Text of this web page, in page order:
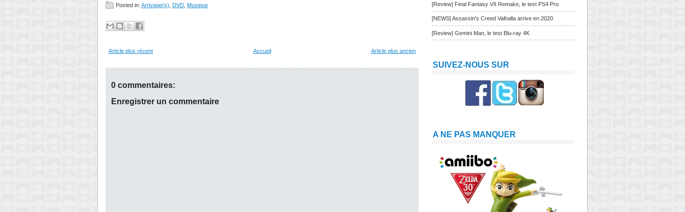
Posted in: Arrivage(s) DVD Musique
Article plus récent Article plus ancien
Accueil
0 commentaires:
Enregistrer un commentaire
[Review] Final Fantasy VII Remake, le test PS4 Pro
[NEWS] Assassin's Creed Valhalla arrive en 2020
[Review] Gemini Man, le test Blu-ray 4K
SUIVEZ-NOUS SUR
A NE PAS MANQUER